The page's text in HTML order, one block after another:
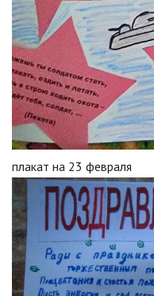
плакат на 23 февраля